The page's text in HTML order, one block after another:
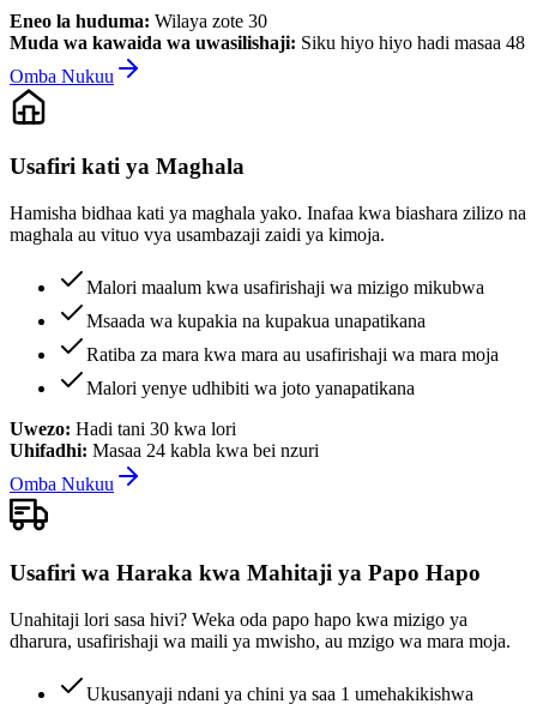
Eneo la huduma: Wilaya zote 30
Muda wa kawaida wa uwasilishaji: Siku hiyo hiyo hadi masaa 48
Omba Nukuu
Usafiri kati ya Maghala
Hamisha bidhaa kati ya maghala yako. Inafaa kwa biashara zilizo na
maghala au vituo vya usambazaji zaidi ya kimoja.
Malori maalum kwa usafirishaji wa mizigo mikubwa
Msaada wa kupakia na kupakua unapatikana
Ratiba za mara kwa mara au usafirishaji wa mara moja
Malori yenye udhibiti wa joto yanapatikana
Uwezo: Hadi tani 30 kwa lori
Uhifadhi: Masaa 24 kabla kwa bei nzuri
Omba Nukuu
Usafiri wa Haraka kwa Mahitaji ya Papo Hapo
Unahitaji lori sasa hivi? Weka oda papo hapo kwa mizigo ya
dharura, usafirishaji wa maili ya mwisho, au mzigo wa mara moja.
Ukusanyaji ndani ya chini ya saa 1 umehakikishwa